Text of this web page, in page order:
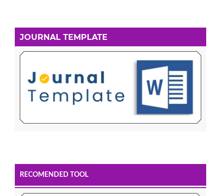
JOURNAL TEMPLATE
RECOMENDED TOOL